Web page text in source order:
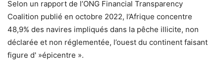
Selon un rapport de l’ONG Financial Transparency
Coalition publié en octobre 2022, l’Afrique concentre
48,9% des navires impliqués dans la pêche illicite, non
déclarée et non réglementée, l’ouest du continent faisant
figure d' »épicentre ».